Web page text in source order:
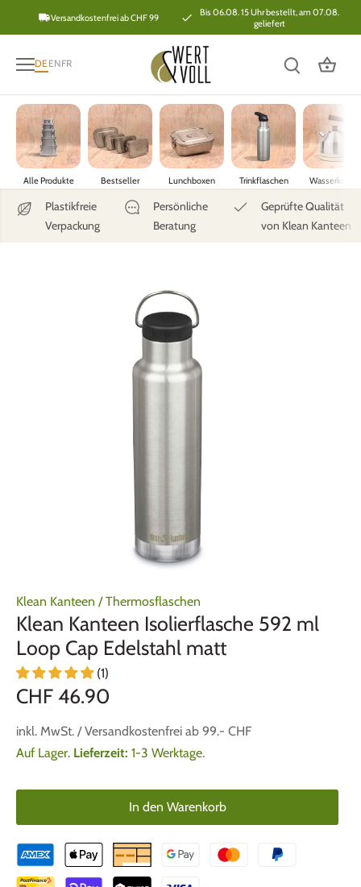
Versandkostenfrei ab CHF 99
Bis 06.08. 15 Uhr bestellt, am 07.08.
geliefert
DEENFR
Alle Produkte Bestseller Lunchboxen Trinkflaschen Wasserkocher
Plastikfreie
Verpackung
Persönliche
Beratung
Geprüfte Qualität
von Klean Kanteen
Klean Kanteen /Thermosflaschen
Klean Kanteen Isolierflasche 592 ml
Loop Cap Edelstahl matt
(1)
CHF 46.90
inkl. MwSt. / Versandkostenfrei ab 99.- CHF
Auf Lager. Lieferzeit: 1-3 Werktage.
In den Warenkorb